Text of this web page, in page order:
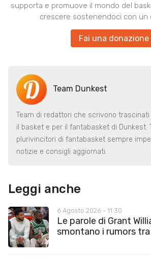
supporta e promuove il mondo del
crescere sostenendoci con un
Fai una donazione
Team Dunkest
Team di redattori che scrivono
il basket e per il fantabasket di Dunkest.
plurivincitori di fantabasket sempre
notizie e consigli aggiornati.
Leggi anche
6 Agosto 2026 - 11:30
Le parole di Grant
smontano i rumors tra